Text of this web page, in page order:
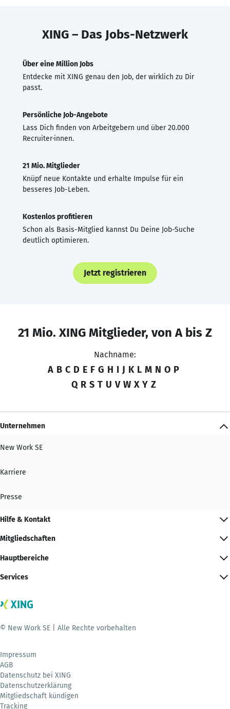
XING – Das Jobs-Netzwerk
Über eine Million Jobs
Entdecke mit XING genau den Job, der wirklich zu Dir
passt.
Persönliche Job-Angebote
Lass Dich finden von Arbeitgebern und über 20.000
Recruiter·innen.
21 Mio. Mitglieder
Knüpf neue Kontakte und erhalte Impulse für ein
besseres Job-Leben.
Kostenlos profitieren
Schon als Basis-Mitglied kannst Du Deine Job-Suche
deutlich optimieren.
Jetzt registrieren
21 Mio. XING Mitglieder, von A bis Z
Nachname:
A B C D E F G H I J K L M N O P
Q R S T U V W X Y Z
Unternehmen
New Work SE
Karriere
Presse
Hilfe & Kontakt
Mitgliedschaften
Hauptbereiche
Services
© New Work SE | Alle Rechte vorbehalten
Impressum
AGB
Datenschutz bei XING
Datenschutzerklärung
Mitgliedschaft kündigen
Tracking